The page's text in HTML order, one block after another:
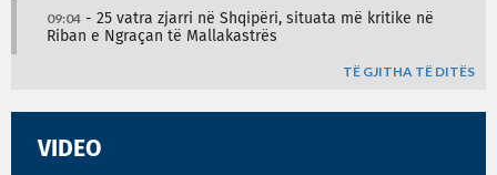
09:04 - 25 vatra zjarri në Shqipëri, situata më kritike në
Riban e Ngraçan të Mallakastrës
TË GJITHA TË DITËS
VIDEO